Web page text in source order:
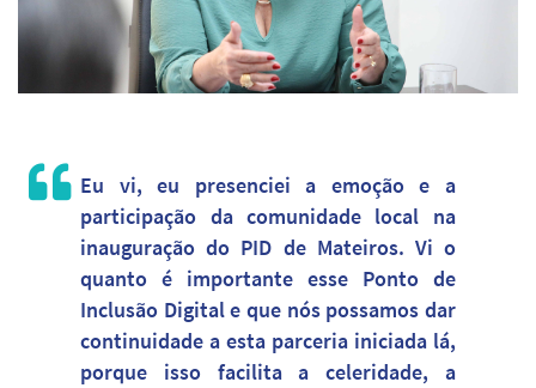
Eu vi, eu presenciei a emoção e a
participação da comunidade local na
inauguração do PID de Mateiros. Vi o
quanto é importante esse Ponto de
Inclusão Digital e que nós possamos dar
continuidade a esta parceria iniciada lá,
porque isso facilita a celeridade, a